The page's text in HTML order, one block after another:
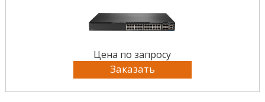
Цена по запросу
Заказать